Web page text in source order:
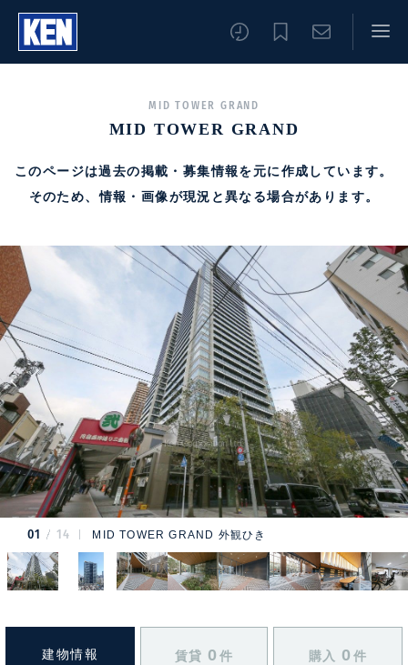
MID TOWER GRAND
MID TOWER GRAND
このページは過去の掲載・募集情報を元に作成しています。
そのため、情報・画像が現況と異なる場合があります。
01 14 MID TOWER GRAND 外観ひき
建物情報 賃貸 0 件 購入 0 件